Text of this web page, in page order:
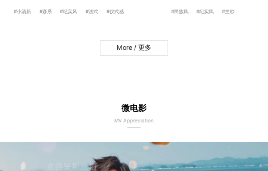
#小清新 #森系 #纪实风 #法式 #仪式感 #民族风 #纪实风 #主纱
More / 更多
微电影
MV Appreciation